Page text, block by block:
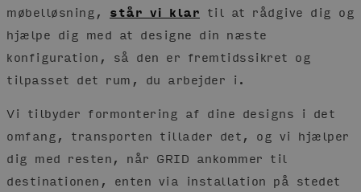
møbelløsning, står vi klar til at rådgive dig og
hjælpe dig med at designe din næste
konfiguration, så den er fremtidssikret og
tilpasset det rum, du arbejder i.
Vi tilbyder formontering af dine designs i det
omfang, transporten tillader det, og vi hjælper
dig med resten, når GRID ankommer til
destinationen, enten via installation på stedet